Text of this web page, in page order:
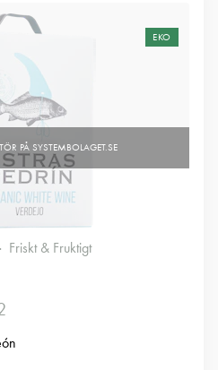
EKO
Friskt & Fruktigt